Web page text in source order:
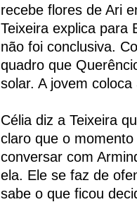
recebe flores de Ari
Teixeira explica para
não foi conclusiva.
quadro que
solar. A jovem
Célia diz a Teixeira
claro que o
conversar com
ela. Ele se faz de
sabe o que ficou